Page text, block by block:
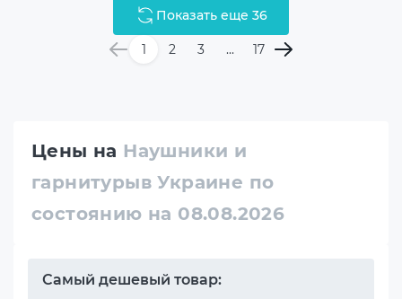
Показать еще 36
1 2 3 ... 17
Цены на Наушники и
гарнитурыв Украине по
состоянию на 08.08.2026
Самый дешевый товар: